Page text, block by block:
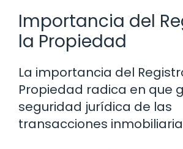
Importancia del
la Propiedad
La importancia del
Propiedad radica en que
seguridad jurídica de las
transacciones